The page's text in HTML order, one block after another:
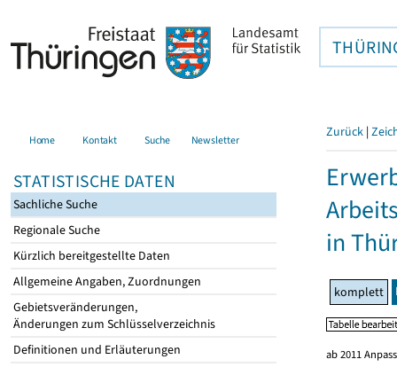
Home Kontakt Suche Newsletter
STATISTISCHE DATEN
Sachliche Suche
Regionale Suche
Kürzlich bereitgestellte Daten
Allgemeine Angaben, Zuordnungen
Gebietsveränderungen,
Änderungen zum Schlüsselverzeichnis
Definitionen und Erläuterungen
Zurück |
in
komplett
ab 2011